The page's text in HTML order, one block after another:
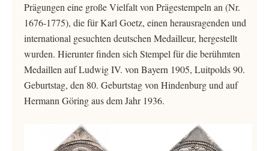
Prägungen eine große Vielfalt von Prägestempeln an (Nr.
1676-1775), die für Karl Goetz, einen herausragenden und
international gesuchten deutschen Medailleur, hergestellt
wurden. Hierunter finden sich Stempel für die berühmten
Medaillen auf Ludwig IV. von Bayern 1905, Luitpolds 90.
Geburtstag, den 80. Geburtstag von Hindenburg und auf
Hermann Göring aus dem Jahr 1936.